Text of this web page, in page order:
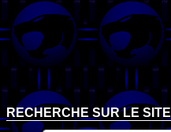
RECHERCHE SUR LE SITE